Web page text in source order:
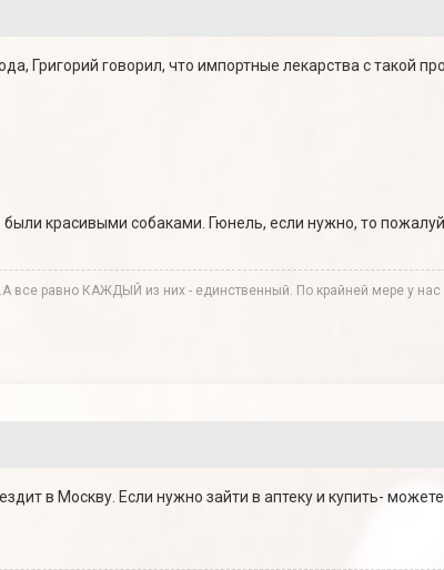
Григорий говорил, что импортные лекарства с такой
красивыми собаками. Гюнель, если нужно, то
все равно КАЖДЫЙ из них - единственный. По крайней мере у нас
в Москву. Если нужно зайти в аптеку и купить-